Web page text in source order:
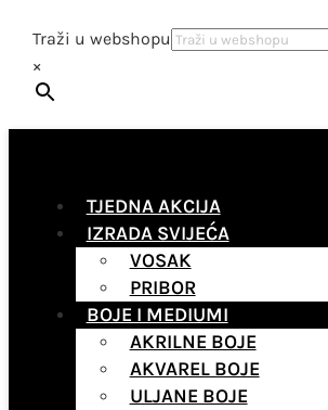
Traži u webshopu
×
TJEDNA AKCIJA
IZRADA SVIJEĆA
VOSAK
PRIBOR
BOJE I MEDIUMI
AKRILNE BOJE
AKVAREL BOJE
ULJANE BOJE